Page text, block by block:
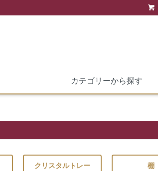
カテゴリーから探す
クリスタルトレー 棚